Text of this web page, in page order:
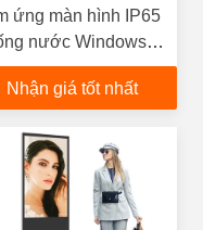
ứng màn hình IP65
nước Windows
màn hình LCD
công nghiệp
Nhận giá tốt nhất